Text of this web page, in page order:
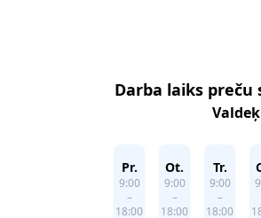
Darba laiks preču
Pr.
9:00
–
18:00
Ot.
9:00
–
18:00
Tr.
9:00
–
18:00